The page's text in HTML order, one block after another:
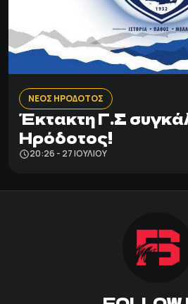
ΝΕΟΣ ΗΡΟΔΟΤΟΣ
Έκτακτη Γ.Σ
Ηρόδοτος!
20:26 - 27 ΙΟΥΛΊΟΥ